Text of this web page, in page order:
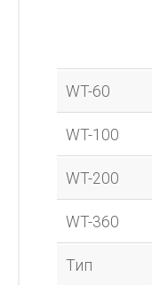
WT-60
WT-100
WT-200
WT-360
Тип